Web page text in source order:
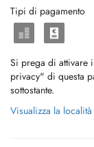
Tipi di pagamento
Si prega di attivare
privacy" di questa
sottostante.
Visualizza la